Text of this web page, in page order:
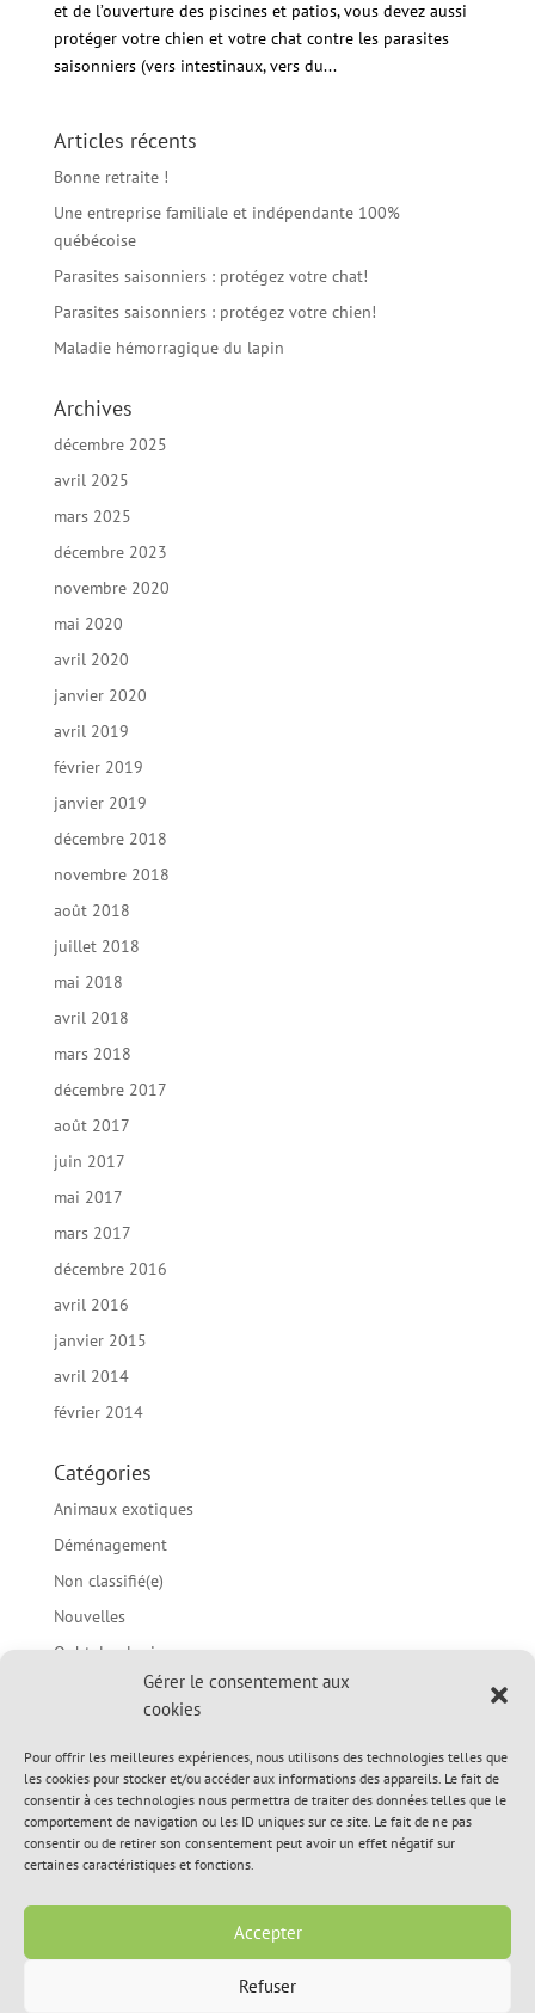
Gérer le consentement aux
cookies
Pour offrir les meilleures expériences, nous utilisons des technologies telles que
les cookies pour stocker et/ou accéder aux informations des appareils. Le fait de
consentir à ces technologies nous permettra de traiter des données telles que le
comportement de navigation ou les ID uniques sur ce site. Le fait de ne pas
consentir ou de retirer son consentement peut avoir un effet négatif sur
certaines caractéristiques et fonctions.
Accepter
Refuser
et de l’ouverture des piscines et patios, vous devez aussi
protéger votre chien et votre chat contre les parasites
saisonniers (vers intestinaux, vers du...
Articles récents
Bonne retraite !
Une entreprise familiale et indépendante 100%
québécoise
Parasites saisonniers : protégez votre chat!
Parasites saisonniers : protégez votre chien!
Maladie hémorragique du lapin
Archives
décembre 2025
avril 2025
mars 2025
décembre 2023
novembre 2020
mai 2020
avril 2020
janvier 2020
avril 2019
février 2019
janvier 2019
décembre 2018
novembre 2018
août 2018
juillet 2018
mai 2018
avril 2018
mars 2018
décembre 2017
août 2017
juin 2017
mai 2017
mars 2017
décembre 2016
avril 2016
janvier 2015
avril 2014
février 2014
Catégories
Animaux exotiques
Déménagement
Non classifié(e)
Nouvelles
Ophtalmologie
corporel du chien
Sujets d'été
Sujets du printemps
Sujets médicaux divers